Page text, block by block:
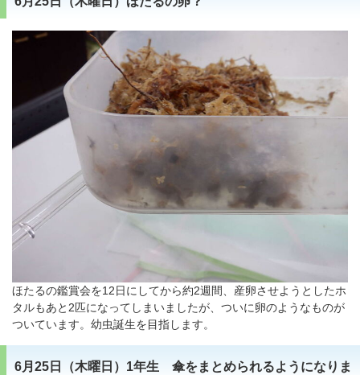
ほたるの鑑賞会を12日にしてから約2週間、産卵させようとしたホ
タルもあと2匹になってしまいましたが、ついに卵のようなものが
ついています。幼虫誕生を目指します。
6月25日（木曜日）1年生 傘をまとめられるようになりま